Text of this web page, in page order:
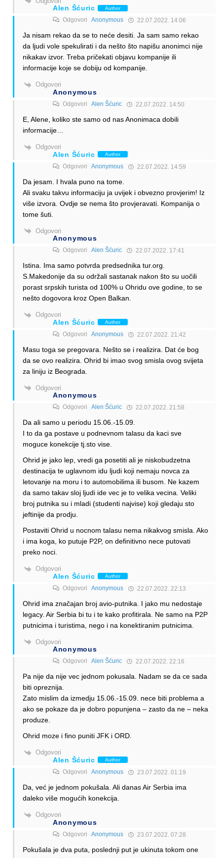
Alen Šćuric Author
Odgovori Anonymous 22.07.2022. 14:06
Ja nisam rekao da se to neće desiti. Ja sam samo rekao
da ljudi vole spekulirati i da nešto što napišu anonimci nije
nikakav izvor. Treba pričekati objavu kompanije ili
informacije koje se dobiju od kompanije.
Odgovori
Anonymous
Odgovori Alen Šćuric 22.07.2022. 14:50
E, Alene, koliko ste samo od nas Anonimaca dobili
informacije…
Odgovori
Alen Šćuric Author
Odgovori Anonymous 22.07.2022. 14:59
Da jesam. I hvala puno na tome.
Ali svaku takvu informaciju ja uvijek i obvezno provjerim! Iz
više izvora. Ovdje se nema što provjeravati. Kompanija o
tome šuti.
Odgovori
Anonymous
Odgovori Alen Šćuric 22.07.2022. 17:41
Istina. Ima samo potvrda predsednika tur.org.
S.Makedonije da su održali sastanak nakon što su uočili
porast srpskih turista od 100% u Ohridu ove godine, to se
nešto dogovora kroz Open Balkan.
Odgovori
Alen Šćuric Author
Odgovori Anonymous 22.07.2022. 21:42
Masu toga se pregovara. Nešto se i realizira. Dat će bog
da se ovo realizira. Ohrid bi imao svog smisla ovog svijeta
za liniju iz Beograda.
Odgovori
Anonymous
Odgovori Alen Šćuric 22.07.2022. 21:58
Da ali samo u periodu 15.06.-15.09.
I to da ga postave u podnevnom talasu da kaci sve
moguce konekcije tj.sto vise.
Ohrid je jako lep, vredi ga posetiti ali je niskobudzetna
destinacija te uglavnom idu ljudi koji nemaju novca za
letovanje na moru i to automobilima ili busom. Ne kazem
da samo takav sloj ljudi ide vec je to velika vecina. Veliki
broj putnika su i mladi (studenti najvise) koji gledaju sto
jeftinije da prodju.
Postaviti Ohrid u nocnom talasu nema nikakvog smisla. Ako
i ima koga, ko putuje P2P, on definitivno nece putovati
preko noci.
Odgovori
Alen Šćuric Author
Odgovori Anonymous 22.07.2022. 22:13
Ohrid ima značajan broj avio-putnika. I jako mu nedostaje
legacy. Air Serbia bi tu i te kako profitirala. Ne samo na P2P
putnicima i turistima, nego i na konektiranim putnicima.
Odgovori
Anonymous
Odgovori Alen Šćuric 22.07.2022. 22:16
Pa nije da nije vec jednom pokusala. Nadam se da ce sada
biti opreznija.
Zato mislim da izmedju 15.06.-15.09. nece biti problema a
ako se pokaze da je dobro popunjena – zasto da ne – neka
produze.
Ohrid moze i fino puniti JFK i ORD.
Odgovori
Alen Šćuric Author
Odgovori Anonymous 23.07.2022. 01:19
Da, već je jednom pokušala. Ali danas Air Serbia ima
daleko više mogućih konekcija.
Odgovori
Anonymous
Odgovori Anonymous 23.07.2022. 07:28
Pokušala je dva puta, poslednji put je ukinuta tokom one